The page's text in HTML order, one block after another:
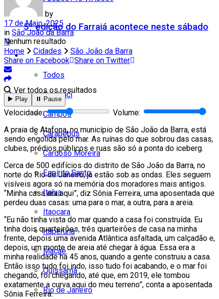
5ª edição do Farraiá acontece neste sábado
Cidades
Todos
Cambuci
Campos
Carapebus
Cardoso Moreira
Espírito Santo
Italva
Itaocara
Itaperuna
Macaé
Quissamã
Rio de Janeiro
Nenhum resultado
Ver todos os resultados
by
17 de Maio, 2025
in São João da Barra
0
Home
Cidades
São João da Barra
Share on Facebook Share on Twitter
▶️ Play ⏸️ Pause
Velocidade:
Volume:
A praia de Atafona, no município de São João da Barra, está
sendo engolida pelo mar. As ruínas do que sobrou das casas,
clubes, prédios públicos e ruas são só a ponta do iceberg.
Cerca de 500 edifícios do distrito de São João da Barra, no
norte do Rio de Janeiro, já estão sob as ondas. Eles seguem
visíveis agora só na memória dos moradores mais antigos.
“Minha casa era aqui”, diz Sônia Ferreira, uma aposentada que
perdeu duas casas: uma para o mar, a outra, para a areia.
“Eu não tinha vista do mar quando a casa foi construída. Eu
tinha dois quarteirões, três quarteirões de casa na minha
frente, depois uma avenida Atlântica asfaltada, um calçadão e,
depois, um monte de areia até chegar à água. Essa era a
minha realidade há 45 anos, quando a gente construiu a casa.
Então isso tudo foi indo, isso tudo foi acabando, e o mar foi
chegando, foi chegando, até que, em 2019, ele tombou
exatamente a curva aqui do meu terreno”, conta a aposentada
Sônia Ferreira.